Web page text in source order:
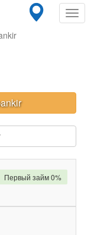
Первый займ 0%